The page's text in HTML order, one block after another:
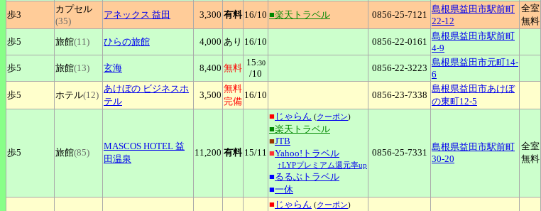
歩3
カプセル
(35)
アネックス 益田 3,300 有料 16/10 ■楽天トラベル 0856-25-7121
島根県益田市駅前町
22-12
全室
無料
歩5 旅館(11) ひらの旅館 4,000 あり 16/10 0856-22-0161
島根県益田市駅前町
4-9
歩5
旅館(13) 玄海 8,400 無料
15:30
/10
0856-22-3223
島根県益田市元町14-
6
歩5 ホテル(12)
あけぼの ビジネスホ
テル
3,500
無料
完備
16/10 0856-23-7338
島根県益田市あけぼ
の東町12-5
歩5 旅館(85)
MASCOS HOTEL 益
田温泉
11,200 有料 15/11
■ じゃらん (クーポン)
■楽天トラベル
■JTB
■Yahoo!トラベル
↑LYPプレミアム還元率up
■るるぶトラベル
■一休
0856-25-7331
島根県益田市駅前町
30-20
全室
無料
■ じゃらん (クーポン)